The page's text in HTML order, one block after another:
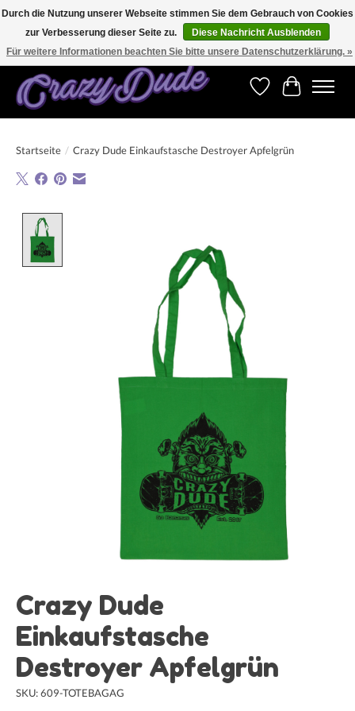
Versandkostenfrei bestellen ab CHF 200.00 in der Schweiz und ab EUR 250.00 in den
meisten Ländern weltweit.
Wunschzettel
Ihr
Startseite / Crazy Dude Einkaufstasche Destroyer Apfelgrün
Crazy Dude
Einkaufstasche
Destroyer Apfelgrün
SKU: 609-TOTEBAGAG
Durch die Nutzung unserer Webseite stimmen Sie dem Gebrauch von Cookies
zur Verbesserung dieser Seite zu.
Diese Nachricht Ausblenden
Für weitere Informationen beachten Sie bitte unsere Datenschutzerklärung. »